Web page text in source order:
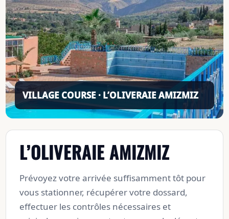
L’OLIVERAIE AMIZMIZ
Prévoyez votre arrivée suffisamment tôt pour
vous stationner, récupérer votre dossard,
effectuer les contrôles nécessaires et